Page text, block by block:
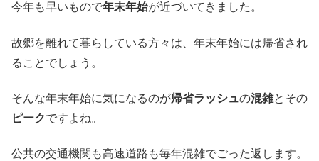
今年も早いもので年末年始が近づいてきました。
故郷を離れて暮らしている方々は、年末年始には帰省され
ることでしょう。
そんな年末年始に気になるのが帰省ラッシュの混雑とその
ピークですよね。
公共の交通機関も高速道路も毎年混雑でごった返します。